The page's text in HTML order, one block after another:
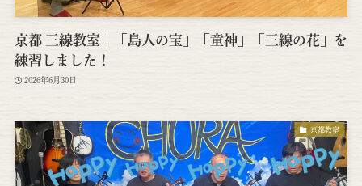
京都 三線教室｜「島人の宝」「童神」「三線の花」を
練習しました！
2026年6月30日
京都教室